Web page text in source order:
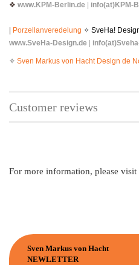
❖ www.KPM-Berlin.de info(at)KPM-
Porzellanveredelung ✧ SveHa!
www.SveHa-Design.de
✧ Sven Markus von Hacht Design de
Customer reviews
For more information, please visit
Sven Markus von Hacht
NEWLETTER